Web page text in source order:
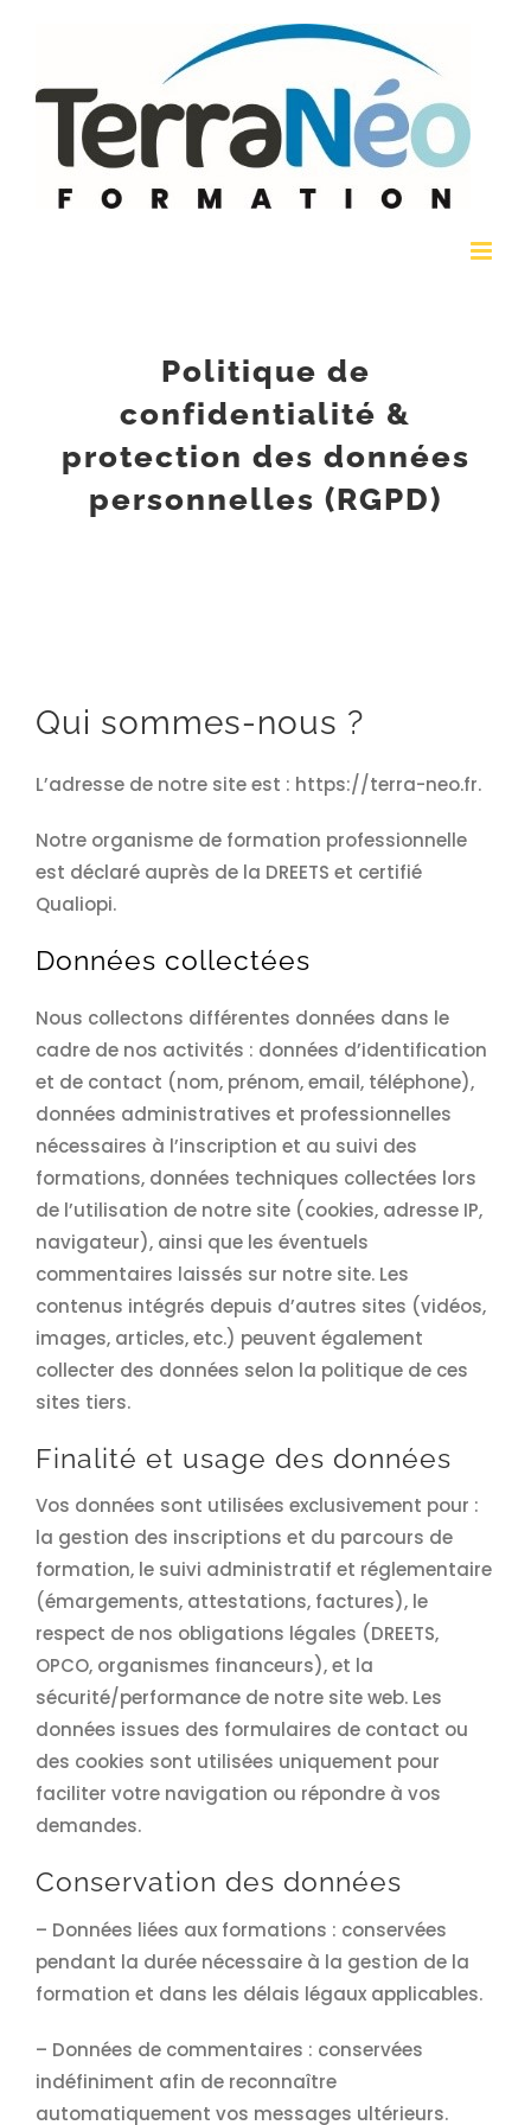
Politique de
confidentialité &
protection des données
personnelles (RGPD)
Qui sommes-nous ?
L’adresse de notre site est : https://terra-neo.fr.
Notre organisme de formation professionnelle
est déclaré auprès de la DREETS et certifié
Qualiopi.
Données collectées
Nous collectons différentes données dans le
cadre de nos activités : données d’identification
et de contact (nom, prénom, email, téléphone),
données administratives et professionnelles
nécessaires à l’inscription et au suivi des
formations, données techniques collectées lors
de l’utilisation de notre site (cookies, adresse IP,
navigateur), ainsi que les éventuels
commentaires laissés sur notre site. Les
contenus intégrés depuis d’autres sites (vidéos,
images, articles, etc.) peuvent également
collecter des données selon la politique de ces
sites tiers.
Finalité et usage des données
Vos données sont utilisées exclusivement pour :
la gestion des inscriptions et du parcours de
formation, le suivi administratif et réglementaire
(émargements, attestations, factures), le
respect de nos obligations légales (DREETS,
OPCO, organismes financeurs), et la
sécurité/performance de notre site web. Les
données issues des formulaires de contact ou
des cookies sont utilisées uniquement pour
faciliter votre navigation ou répondre à vos
demandes.
Conservation des données
– Données liées aux formations : conservées
pendant la durée nécessaire à la gestion de la
formation et dans les délais légaux applicables.
– Données de commentaires : conservées
indéfiniment afin de reconnaître
automatiquement vos messages ultérieurs.